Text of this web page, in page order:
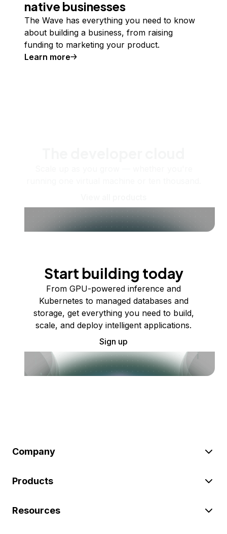
native businesses
The Wave has everything you need to know
about building a business, from raising
funding to marketing your product.
Learn more
Start building today
From GPU-powered inference and
Kubernetes to managed databases and
storage, get everything you need to build,
scale, and deploy intelligent applications.
Sign up
Company
Products
Resources